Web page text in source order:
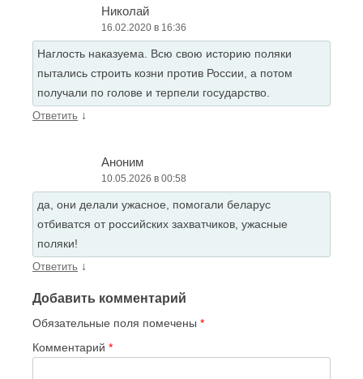
Николай
16.02.2020 в 16:36
Наглость наказуема. Всю свою историю поляки
пытались строить козни против России, а потом
получали по голове и терпели государство.
Ответить ↓
Аноним
10.05.2026 в 00:58
да, они делали ужасное, помогали беларус
отбиватся от российских захватчиков, ужасные
поляки!
Ответить ↓
Добавить комментарий
Обязательные поля помечены *
Комментарий *